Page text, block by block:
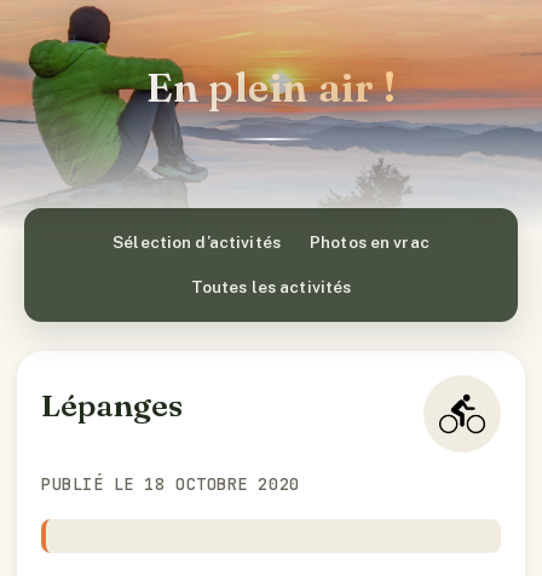
En plein air !
Sélection d’activités Photos en vrac
Toutes les activités
Lépanges
PUBLIÉ LE 18 OCTOBRE 2020